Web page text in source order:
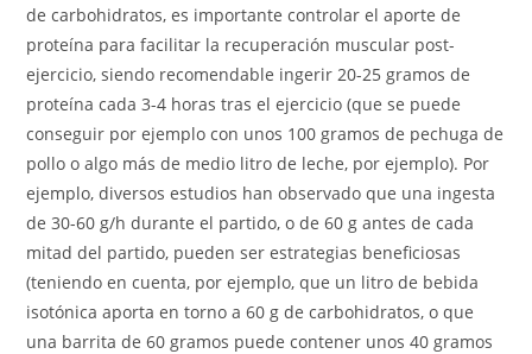
de carbohidratos, es importante controlar el aporte de
proteína para facilitar la recuperación muscular post-
ejercicio, siendo recomendable ingerir 20-25 gramos de
proteína cada 3-4 horas tras el ejercicio (que se puede
conseguir por ejemplo con unos 100 gramos de pechuga de
pollo o algo más de medio litro de leche, por ejemplo). Por
ejemplo, diversos estudios han observado que una ingesta
de 30-60 g/h durante el partido, o de 60 g antes de cada
mitad del partido, pueden ser estrategias beneficiosas
(teniendo en cuenta, por ejemplo, que un litro de bebida
isotónica aporta en torno a 60 g de carbohidratos, o que
una barrita de 60 gramos puede contener unos 40 gramos